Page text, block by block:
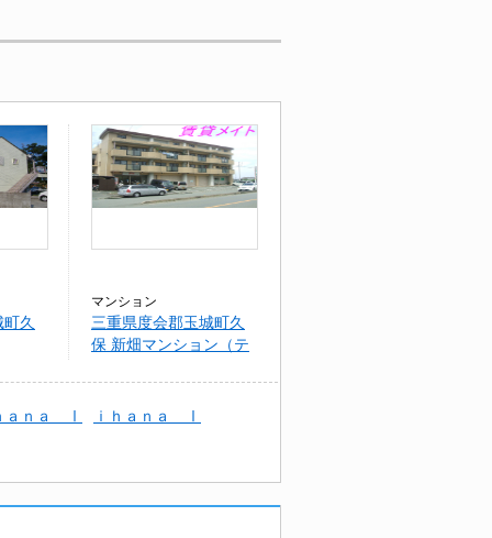
久
マンション
三重県度会郡玉城町久
保 新畑マンション（テ
ａｎａ Ⅰ ｉｈａｎａ Ⅰ